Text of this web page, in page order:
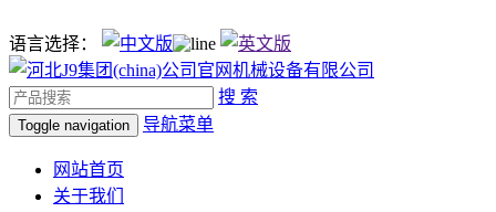
语言选择：
搜 索
Toggle navigation 导航菜单
网站首页
关于我们